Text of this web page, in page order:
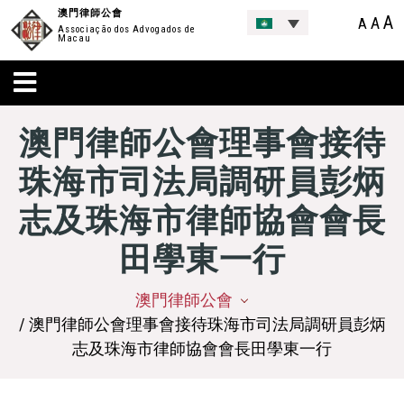
澳門律師公會
Associação dos Advogados de
Macau
A AA
澳門律師公會理事會接待
珠海市司法局調研員彭炳
志及珠海市律師協會會長
田學東一行
澳門律師公會
/ 澳門律師公會理事會接待珠海市司法局調研員彭炳
志及珠海市律師協會會長田學東一行